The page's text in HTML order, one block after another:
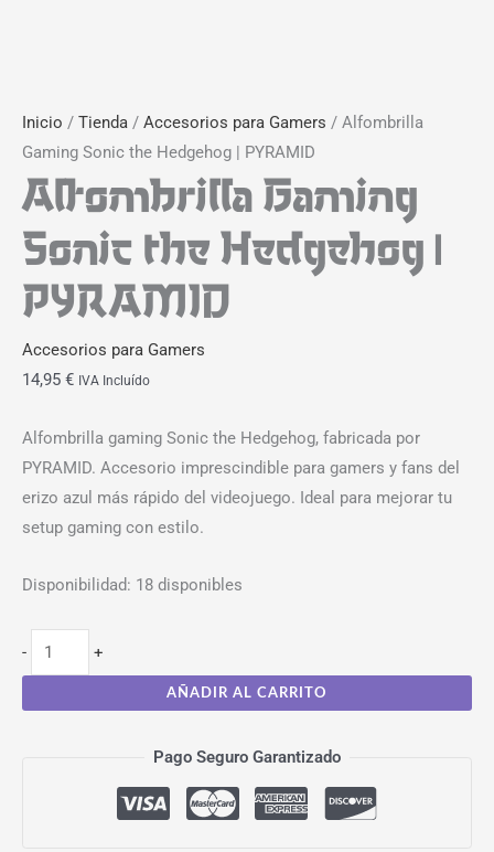
Inicio / Tienda / Accesorios para Gamers / Alfombrilla
Gaming Sonic the Hedgehog | PYRAMID
Alfombrilla Gaming
Sonic the Hedgehog |
PYRAMID
Accesorios para Gamers
14,95 € IVA Incluído
Alfombrilla gaming Sonic the Hedgehog, fabricada por
PYRAMID. Accesorio imprescindible para gamers y fans del
erizo azul más rápido del videojuego. Ideal para mejorar tu
setup gaming con estilo.
Disponibilidad: 18 disponibles
- +
AÑADIR AL CARRITO
Pago Seguro Garantizado